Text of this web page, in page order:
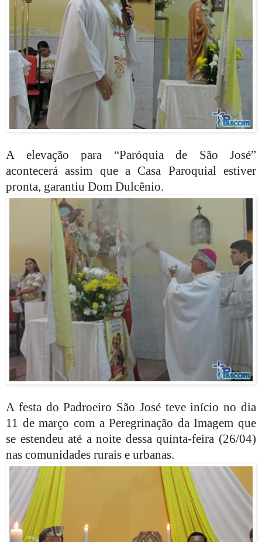
A elevação para “Paróquia de São José”
acontecerá assim que a Casa Paroquial estiver
pronta, garantiu Dom Dulcênio.
A festa do Padroeiro São José teve início no dia
11 de março com a Peregrinação da Imagem que
se estendeu até a noite dessa quinta-feira (26/04)
nas comunidades rurais e urbanas.